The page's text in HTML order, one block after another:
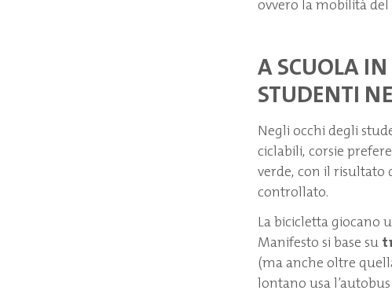
ovvero la mobilità
A SCUOLA IN
STUDENTI
Negli occhi degli
ciclabili, corsie
verde, con il risultato
controllato.
La bicicletta giocano
Manifesto si base su
(ma anche oltre
lontano usa